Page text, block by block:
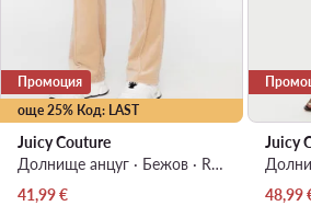
още 25% Код: LAST
Промоция
Juicy Couture
Долнище анцуг · Бежов · Regular Fit
Актуална цена
41,99€
Juicy
48,99